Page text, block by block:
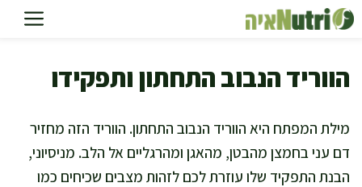
לדלג
לתוכן
הווריד הנבוב התחתון ותפקידו
מילת המפתח היא הווריד הנבוב התחתון. הווריד הזה מחזיר
דם עני בחמצן מהבטן, מהאגן ומהרגליים אל הלב. מניסיוני,
הבנת התפקיד שלו עוזרת לכם לזהות מצבים שכיחים כמו